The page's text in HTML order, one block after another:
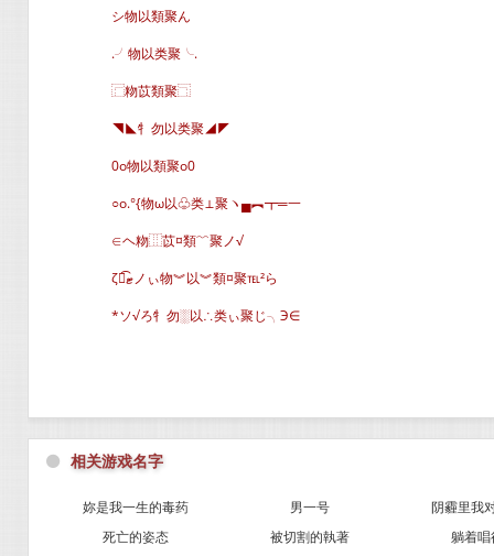
シ物以類聚ん
.╯物以类聚╰.
⿸粅苡類聚⿹
◥◣牜勿以类聚◢◤
0o物以類聚o0
○o.°{物ω以♧类⊥聚ヽ▄︻┳═一
∈ヘ粅⿲苡¤類﹌聚ノ√
ζั͡ޓノぃ物︾以︾類¤聚℡²ら
*ソ√ろ牜勿░以∴类ぃ聚じ╮Э∈
⚫ 相关游戏名字
妳是我一生的毒药 男一号
阴霾里我
死亡的姿态
被切割的執著
躺着唱